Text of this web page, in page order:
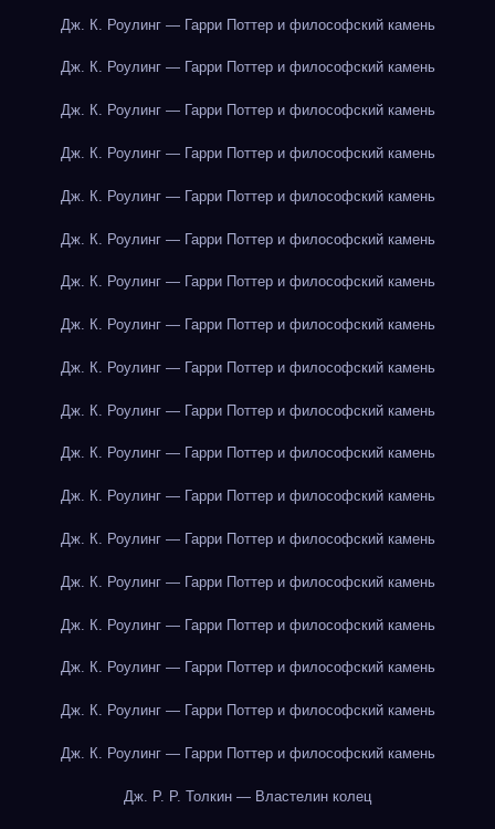
Дж. К. Роулинг — Гарри Поттер и философский камень
Дж. К. Роулинг — Гарри Поттер и философский камень
Дж. К. Роулинг — Гарри Поттер и философский камень
Дж. К. Роулинг — Гарри Поттер и философский камень
Дж. К. Роулинг — Гарри Поттер и философский камень
Дж. К. Роулинг — Гарри Поттер и философский камень
Дж. К. Роулинг — Гарри Поттер и философский камень
Дж. К. Роулинг — Гарри Поттер и философский камень
Дж. К. Роулинг — Гарри Поттер и философский камень
Дж. К. Роулинг — Гарри Поттер и философский камень
Дж. К. Роулинг — Гарри Поттер и философский камень
Дж. К. Роулинг — Гарри Поттер и философский камень
Дж. К. Роулинг — Гарри Поттер и философский камень
Дж. К. Роулинг — Гарри Поттер и философский камень
Дж. К. Роулинг — Гарри Поттер и философский камень
Дж. К. Роулинг — Гарри Поттер и философский камень
Дж. К. Роулинг — Гарри Поттер и философский камень
Дж. К. Роулинг — Гарри Поттер и философский камень
Дж. Р. Р. Толкин — Властелин колец